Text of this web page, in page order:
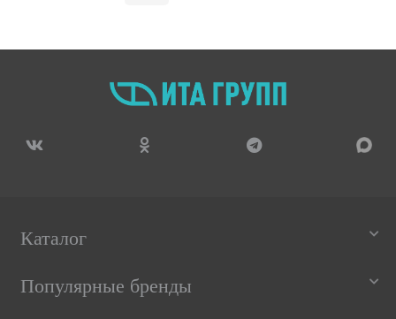
Каталог
Популярные бренды